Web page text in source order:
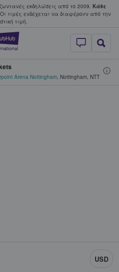
εκδηλώσεις από το 2009. Κάθε
Οι τιμές ενδέχεται να διαφέρουν από την
τιμή.
StubHub - Όπου
πουλούν
Arena Nottingham, Nottingham, NTT
USD